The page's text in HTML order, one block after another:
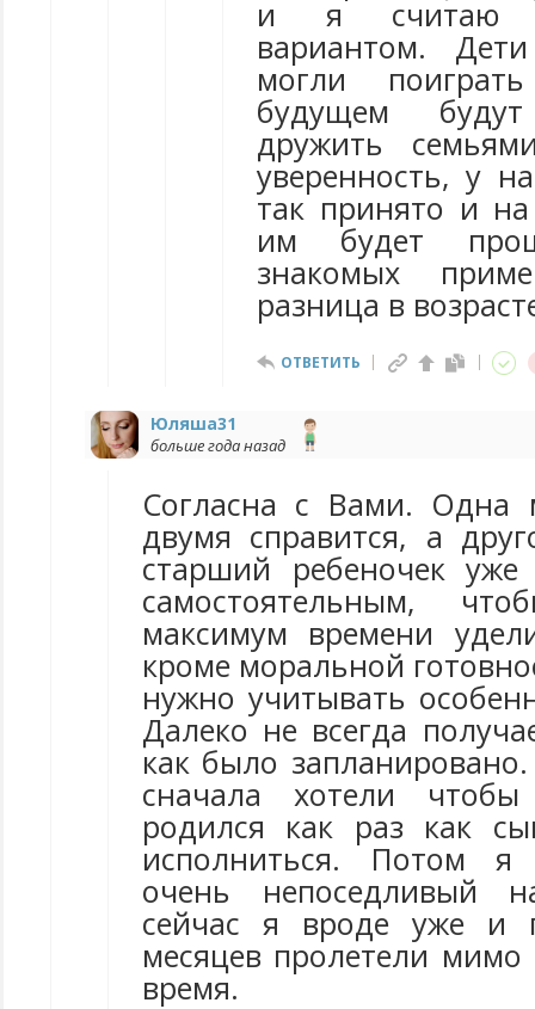
и я считаю
вариантом.
могли
будущем
дружить
уверенность, у
так принято и
им будет
знакомых
разница в
ОТВЕТИТЬ
Юляша31
больше года назад
Согласна с Вами.
двумя справится, а
старший ребеночек
самостоятельным,
максимум времени
кроме моральной
нужно учитывать
Далеко не всегда
как было
сначала хотели
родился как раз как
исполниться. Потом я
очень непоседливый
сейчас я вроде уже и
месяцев пролетели
время.